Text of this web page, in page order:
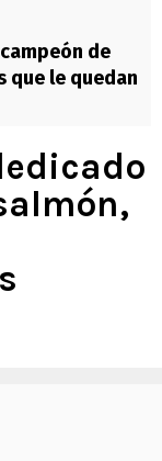
de
que le quedan